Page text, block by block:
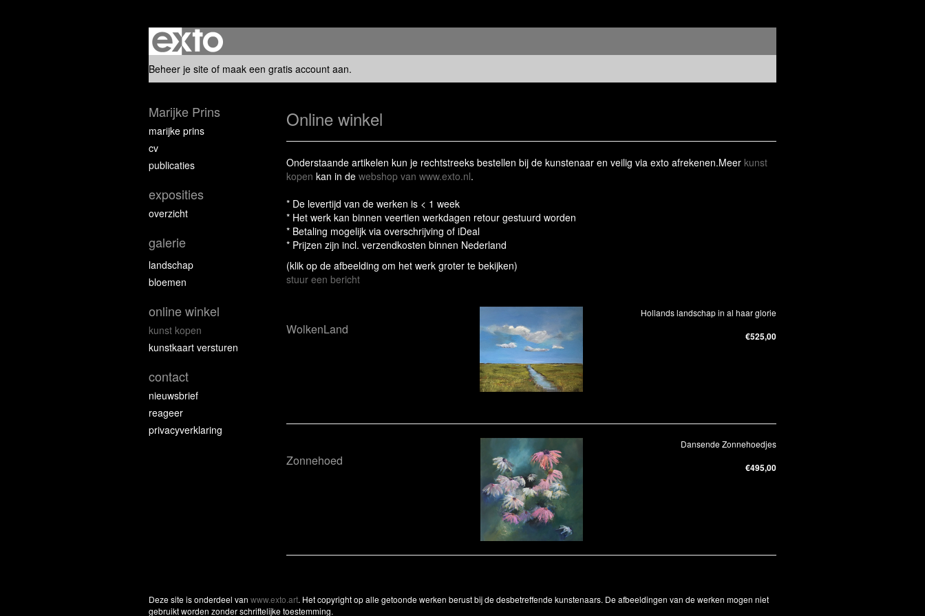
Beheer je site of maak een gratis account aan.
Online winkel
Onderstaande artikelen kun je rechtstreeks bestellen bij de kunstenaar en veilig via exto afrekenen.Meer kunst
kopen kan in de webshop van www.exto.nl.
* De levertijd van de werken is < 1 week
* Het werk kan binnen veertien werkdagen retour gestuurd worden
* Betaling mogelijk via overschrijving of iDeal
* Prijzen zijn incl. verzendkosten binnen Nederland
(klik op de afbeelding om het werk groter te bekijken)
stuur een bericht
WolkenLand
Hollands landschap in al haar glorie
€525,00
Zonnehoed
Dansende Zonnehoedjes
€495,00
Marijke Prins
marijke prins
cv
publicaties
exposities
overzicht
galerie
landschap
bloemen
online winkel
kunst kopen
kunstkaart versturen
contact
nieuwsbrief
reageer
privacyverklaring
Deze site is onderdeel van www.exto.art. Het copyright op alle getoonde werken berust bij de desbetreffende kunstenaars. De afbeeldingen van de werken mogen niet
gebruikt worden zonder schriftelijke toestemming.